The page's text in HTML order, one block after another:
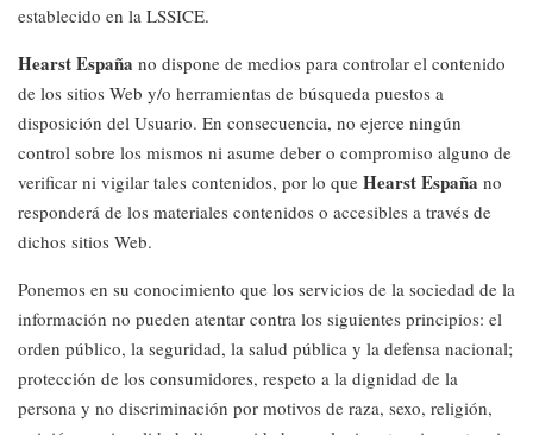
establecido en la LSSICE.
Hearst España no dispone de medios para controlar el contenido
de los sitios Web y/o herramientas de búsqueda puestos a
disposición del Usuario. En consecuencia, no ejerce ningún
control sobre los mismos ni asume deber o compromiso alguno de
verificar ni vigilar tales contenidos, por lo que Hearst España no
responderá de los materiales contenidos o accesibles a través de
dichos sitios Web.
Ponemos en su conocimiento que los servicios de la sociedad de la
información no pueden atentar contra los siguientes principios: el
orden público, la seguridad, la salud pública y la defensa nacional;
protección de los consumidores, respeto a la dignidad de la
persona y no discriminación por motivos de raza, sexo, religión,